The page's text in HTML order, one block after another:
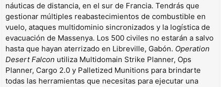
náuticas de distancia, en el sur de Francia. Tendrás que
gestionar múltiples reabastecimientos de combustible en
vuelo, ataques multidominio sincronizados y la logística de
evacuación de Massenya. Los 500 civiles no estarán a salvo
hasta que hayan aterrizado en Libreville, Gabón. Operation
Desert Falcon utiliza Multidomain Strike Planner, Ops
Planner, Cargo 2.0 y Palletized Munitions para brindarte
todas las herramientas que necesitas para ejecutar una